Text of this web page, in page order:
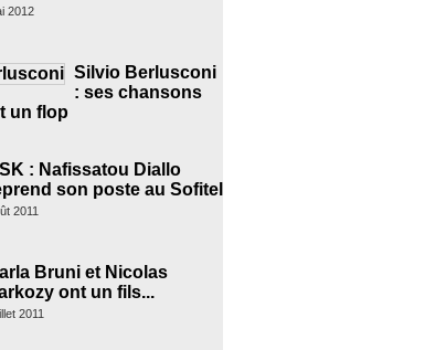
2012
Silvio Berlusconi
: ses chansons
un flop
: Nafissatou Diallo
son poste au Sofitel
2011
Bruni et Nicolas
ont un fils...
2011